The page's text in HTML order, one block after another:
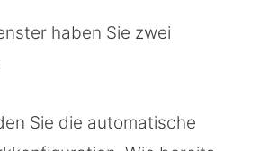
haben Sie zwei
Sie die automatische